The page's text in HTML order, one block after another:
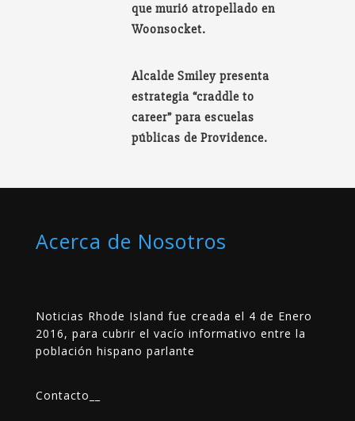
que murió atropellado en
Woonsocket.
Alcalde Smiley presenta
estrategia “craddle to
career” para escuelas
públicas de Providence.
Acerca de Nosotros
Noticias Rhode Island fue creada el 4 de Enero
2016, para cubrir el vacío informativo entre la
población hispano parlante
Contacto